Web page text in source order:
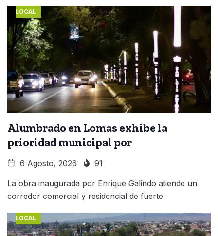
LOCAL
Alumbrado en Lomas exhibe la
prioridad municipal por
6 Agosto, 2026 91
La obra inaugurada por Enrique Galindo atiende un
corredor comercial y residencial de fuerte
LOCAL